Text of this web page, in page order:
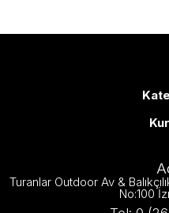
Turanlar Outdoor Av &
No:100